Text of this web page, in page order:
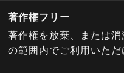
著作権フリー
著作権を放棄、または
の範囲内でご利用いただ